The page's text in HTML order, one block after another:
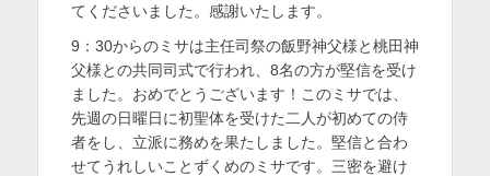
てくださいました。感謝いたします。
9：30からのミサは主任司祭の飯野神父様と桃田神
父様との共同司式で行われ、8名の方が堅信を受け
ました。おめでとうございます！このミサでは、
先週の日曜日に初聖体を受けた二人が初めての侍
者をし、立派に務めを果たしました。堅信と合わ
せてうれしいことずくめのミサです。三密を避け